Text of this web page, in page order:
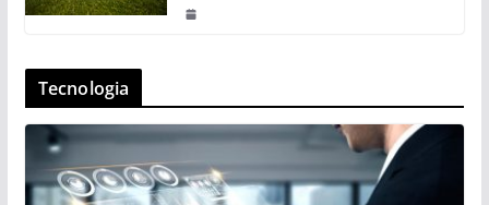
Tecnologia